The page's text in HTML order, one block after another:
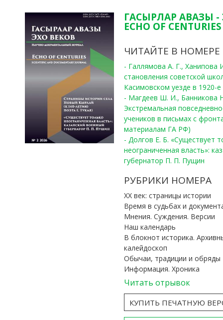
ГАСЫРЛАР АВАЗЫ -
ECHO OF
ЧИТАЙТЕ В НОМЕРЕ
- Галлямова А. Г.,
становления советской
Касимовском уезде в 1920-е
- Магдеев Ш. И., Банникова
Экстремальная
учеников в письмах с
материалам ГА РФ)
- Долгов Е. Б. «Существует
неограниченная власть»:
губернатор П. П. Пущин
РУБРИКИ НОМЕРА
ХХ век: страницы истории
Время в судьбах и
Мнения. Суждения. Версии
Наш календарь
В блокнот историка.
калейдоскоп
Обычаи, традиции и обряды
Информация. Хроника
Читать отрывок
КУПИТЬ ПЕЧАТНУЮ